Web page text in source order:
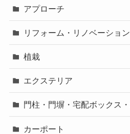
アプローチ
リフォーム・リノベーション
植栽
エクステリア
門柱・門塀・宅配ボックス
カーポート